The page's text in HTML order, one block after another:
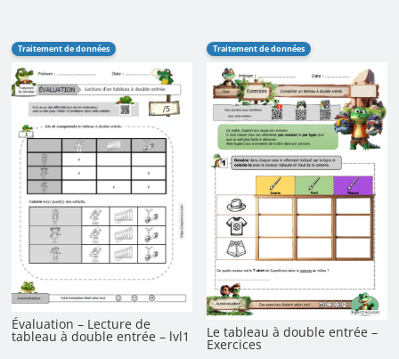
Traitement de données
Évaluation – Lecture de
tableau à double entrée – lvl1
Traitement de données
Le tableau à double entrée –
Exercices